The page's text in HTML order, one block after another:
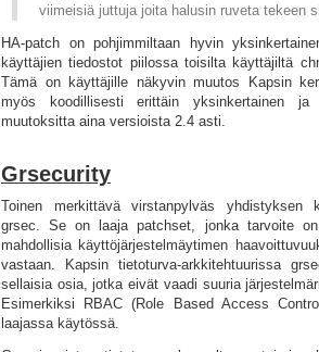
viimeisiä juttuja joita halusin ruveta tekeen
HA-patch on pohjimmiltaan hyvin
käyttäjien tiedostot piilossa toisilta käyttäjiltä
Tämä on käyttäjille näkyvin muutos Kapsin
myös koodillisesti erittäin yksinkertainen
muutoksitta aina versioista 2.4 asti.
Grsecurity
Toinen merkittävä virstanpylväs yhdistyksen
grsec. Se on laaja patchset, jonka tarvoite
mahdollisia käyttöjärjestelmäytimen
vastaan. Kapsin tietoturva-arkkitehtuurissa
sellaisia osia, jotka eivät vaadi suuria
Esimerkiksi RBAC (Role Based Access
laajassa käytössä.